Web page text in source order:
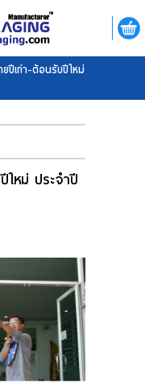
ปีเก่า-ต้อนรับปีใหม่
ใหม่ ประจำปี